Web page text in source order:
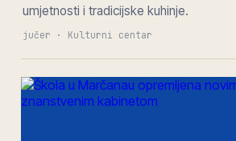
umjetnosti i tradicijske kuhinje.
jučer · Kulturni centar